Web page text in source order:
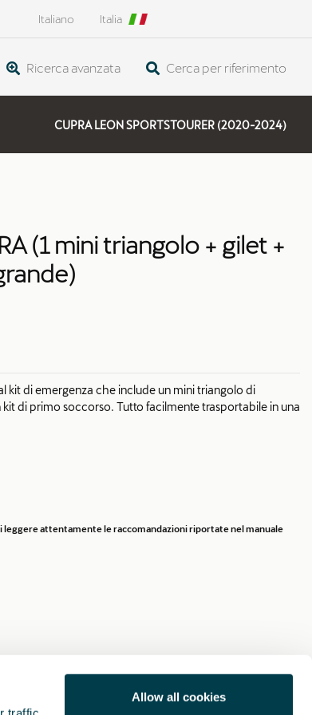
Allow all cookies
Italiano Italia
Ricerca avanzata Cerca per riferimento
CUPRA LEON SPORTSTOURER (2020-2024)
(1 mini triangolo + gilet +
kit di emergenza che include un mini triangolo di
di primo soccorso. Tutto facilmente trasportabile in una
leggere attentamente le raccomandazioni riportate nel manuale